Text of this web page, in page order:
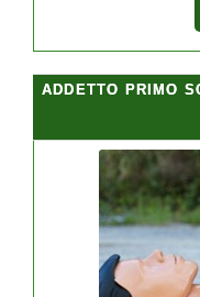
ADDETTO PRIMO